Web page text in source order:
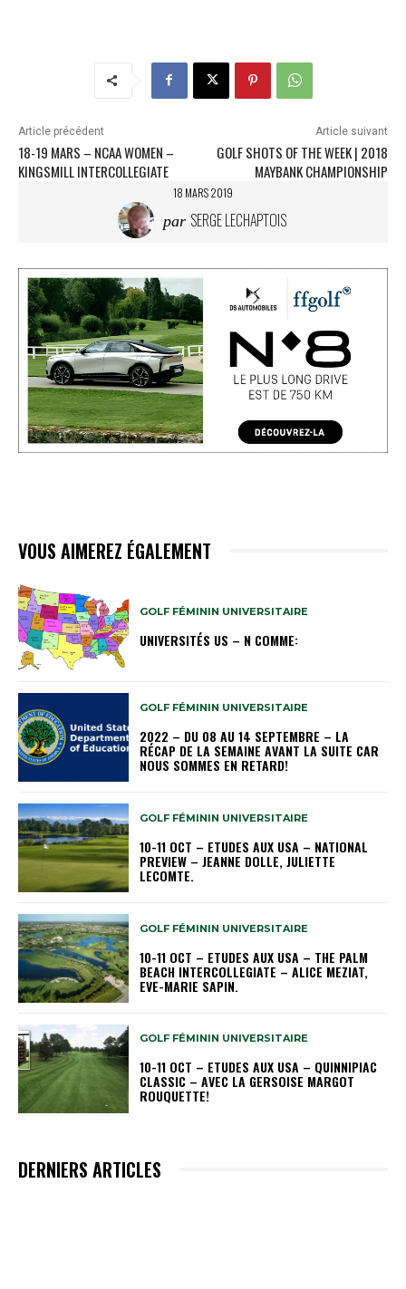
Article précédent
18-19 MARS – NCAA WOMEN –
KINGSMILL INTERCOLLEGIATE
Article suivant
GOLF SHOTS OF THE WEEK | 2018
MAYBANK CHAMPIONSHIP
18 MARS 2019
par SERGE LECHAPTOIS
VOUS AIMEREZ ÉGALEMENT
GOLF FÉMININ UNIVERSITAIRE
UNIVERSITÉS US – N COMME:
GOLF FÉMININ UNIVERSITAIRE
2022 – DU 08 AU 14 SEPTEMBRE – LA
RÉCAP DE LA SEMAINE AVANT LA SUITE CAR
NOUS SOMMES EN RETARD!
GOLF FÉMININ UNIVERSITAIRE
10-11 OCT – ETUDES AUX USA – NATIONAL
PREVIEW – JEANNE DOLLE, JULIETTE
LECOMTE.
GOLF FÉMININ UNIVERSITAIRE
10-11 OCT – ETUDES AUX USA – THE PALM
BEACH INTERCOLLEGIATE – ALICE MEZIAT,
EVE-MARIE SAPIN.
GOLF FÉMININ UNIVERSITAIRE
10-11 OCT – ETUDES AUX USA – QUINNIPIAC
CLASSIC – AVEC LA GERSOISE MARGOT
ROUQUETTE!
DERNIERS ARTICLES